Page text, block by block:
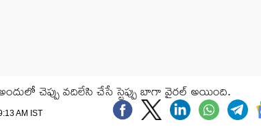
అందులో చెప్పు వదిలేసి చేసే స్టెప్పు బాగా వైరల్ అయింది.
AM IST